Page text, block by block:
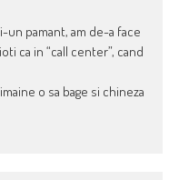
pamant, am de-a face
ca in “call center”, cand
o sa bage si chineza